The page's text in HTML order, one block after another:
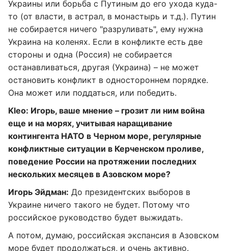
Украины или борьба с Путиным до его ухода куда-
то (от власти, в астрал, в монастырь и т.д.). Путин
не собирается ничего "разруливать", ему нужна
Украина на коленях. Если в конфликте есть две
стороны и одна (Россия) не собирается
останавливаться, другая (Украина) – не может
остановить конфликт в одностороннем порядке.
Она может или поддаться, или победить.
Kleo: Игорь, ваше мнение – грозит ли ним война
еще и на морях, учитывая наращивание
контингента НАТО в Черном море, регулярные
конфликтные ситуации в Керченском проливе,
поведение России на протяжении последних
нескольких месяцев в Азовском море?
Игорь Эйдман: До президентских выборов в
Украине ничего такого не будет. Потому что
российское руководство будет выжидать.
А потом, думаю, российская экспансия в Азовском
море будет продолжаться, и очень активно.